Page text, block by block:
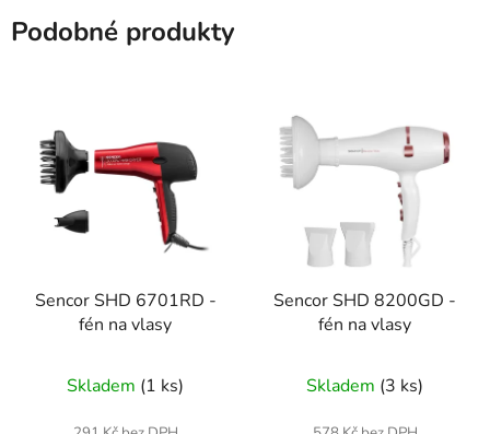
Podobné produkty
Sencor SHD 6701RD -
fén na vlasy
Skladem (1 ks)
Sencor SHD 8200GD -
fén na vlasy
Skladem (3 ks)